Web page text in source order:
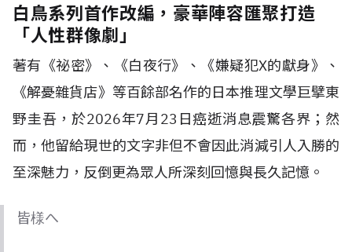
白鳥系列首作改編，豪華陣容匯聚打造
「人性群像劇」
著有《祕密》、《白夜行》、《嫌疑犯X的獻身》、
《解憂雜貨店》等百餘部名作的日本推理文學巨擘東
野圭吾，於2026年7月23日癌逝消息震驚各界；然
而，他留給現世的文字非但不會因此消減引人入勝的
至深魅力，反倒更為眾人所深刻回憶與長久記憶。
皆様へ